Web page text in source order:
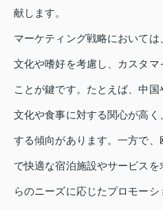
献します。
マーケティング戦略において
文化や嗜好を考慮し、カスタマ
ことが鍵です。たとえば、中
文化や食事に対する関心が高
する傾向があります。一方で
で快適な宿泊施設やサービス
らのニーズに応じたプロモー